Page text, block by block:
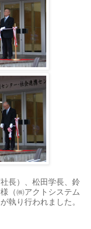
長）、松田学長、鈴
（㈱アクトシステム
執り行われました。